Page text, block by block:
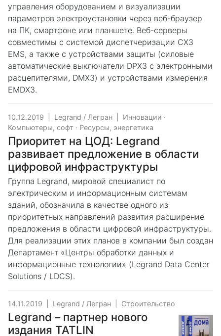
управления оборудованием и визуализации
параметров электроустановки через веб-браузер
на ПК, смартфоне или планшете. Веб-серверы
совместимы с системой диспетчеризации CX3
EMS, а также с устройствами защиты (силовые
автоматические выключатели DPX3 с электронными
расцепителями, DMX3) и устройствами измерения
EMDX3.
10.12.2019 Legrand / Легран Инновации ·
Компьютеры, софт · Ресурсы, энергетика
Приоритет на ЦОД: Legrand
развивает предложение в области
цифровой инфраструктуры
Группа Legrand, мировой специалист по
электрическим и информационным системам
зданий, обозначила в качестве одного из
приоритетных направлений развития расширение
предложения в области цифровой инфраструктуры.
Для реализации этих планов в компании был создан
Департамент «Центры обработки данных и
информационные технологии» (Legrand Data Сenter
Solutions / LDCS).
14.11.2019 Legrand / Легран Строительство
Legrand – партнер нового
издания TATLIN